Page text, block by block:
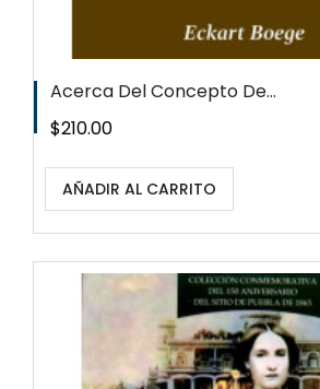
Acerca Del Concepto De...
Precio
$210.00
AÑADIR AL CARRITO